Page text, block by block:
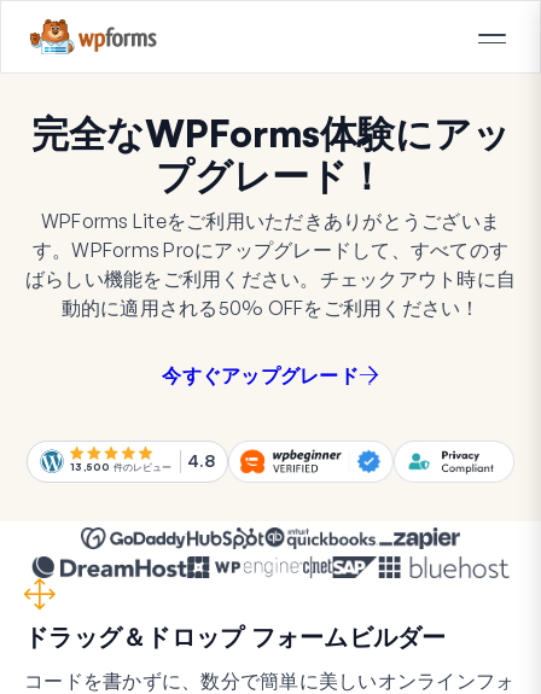
完全なWPForms体験にアッ
プグレード！
WPForms Liteをご利用いただきありがとうございま
す。WPForms Proにアップグレードして、すべてのす
ばらしい機能をご利用ください。チェックアウト時に自
動的に適用される 50% OFFをご利用ください！
今すぐアップグレード
13,500 件のレビュー 4.8
ドラッグ＆ドロップ フォームビルダー
コードを書かずに、数分で簡単に美しいオンラインフォ